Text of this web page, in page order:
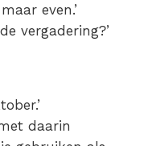
even.’
vergadering?’
daarin